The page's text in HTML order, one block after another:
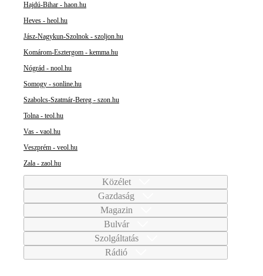
Hajdú-Bihar - haon.hu
Heves - heol.hu
Jász-Nagykun-Szolnok - szoljon.hu
Komárom-Esztergom - kemma.hu
Nógrád - nool.hu
Somogy - sonline.hu
Szabolcs-Szatmár-Bereg - szon.hu
Tolna - teol.hu
Vas - vaol.hu
Veszprém - veol.hu
Zala - zaol.hu
Közélet
Gazdaság
Magazin
Bulvár
Szolgáltatás
Rádió